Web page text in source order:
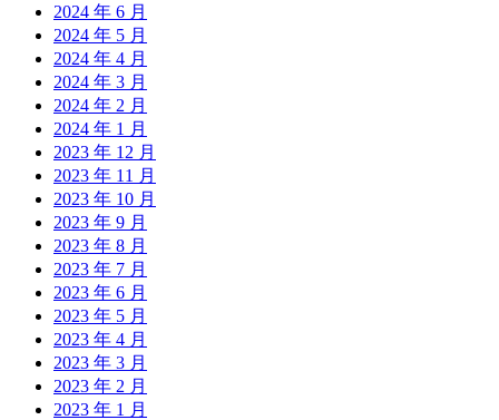
2024 年 6 月
2024 年 5 月
2024 年 4 月
2024 年 3 月
2024 年 2 月
2024 年 1 月
2023 年 12 月
2023 年 11 月
2023 年 10 月
2023 年 9 月
2023 年 8 月
2023 年 7 月
2023 年 6 月
2023 年 5 月
2023 年 4 月
2023 年 3 月
2023 年 2 月
2023 年 1 月